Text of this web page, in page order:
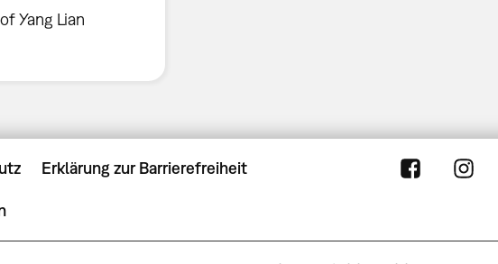
Yang Lian
Erklärung zur Barrierefreiheit